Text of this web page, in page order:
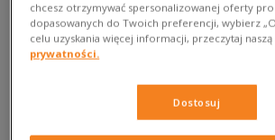
Tej jesieni nie chodzi o perfekcję, ale o
Spodnie,spódnicei płaszcze w długości
spojrzenia. Akcent pada na łączenie tego,
typowo modowymi elementami – najlepiej
czasem najwięcej charakteru kryje się… w
skupionym na ilości materiału.
chcesz otrzymywać spersonalizowanej oferty
dopasowanych do Twoich preferencji, wybierz
celu uzyskania więcej informacji, przeczytaj naszą
prywatności.
Dostosuj